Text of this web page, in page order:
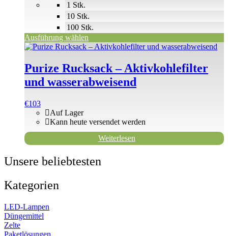
1 Stk.
10 Stk.
100 Stk.
Ausführung wählen
Purize Rucksack – Aktivkohlefilter
und wasserabweisend
€103
Auf Lager
Kann heute versendet werden
Weiterlesen
Unsere beliebtesten
Kategorien
LED-Lampen
Düngemittel
Zelte